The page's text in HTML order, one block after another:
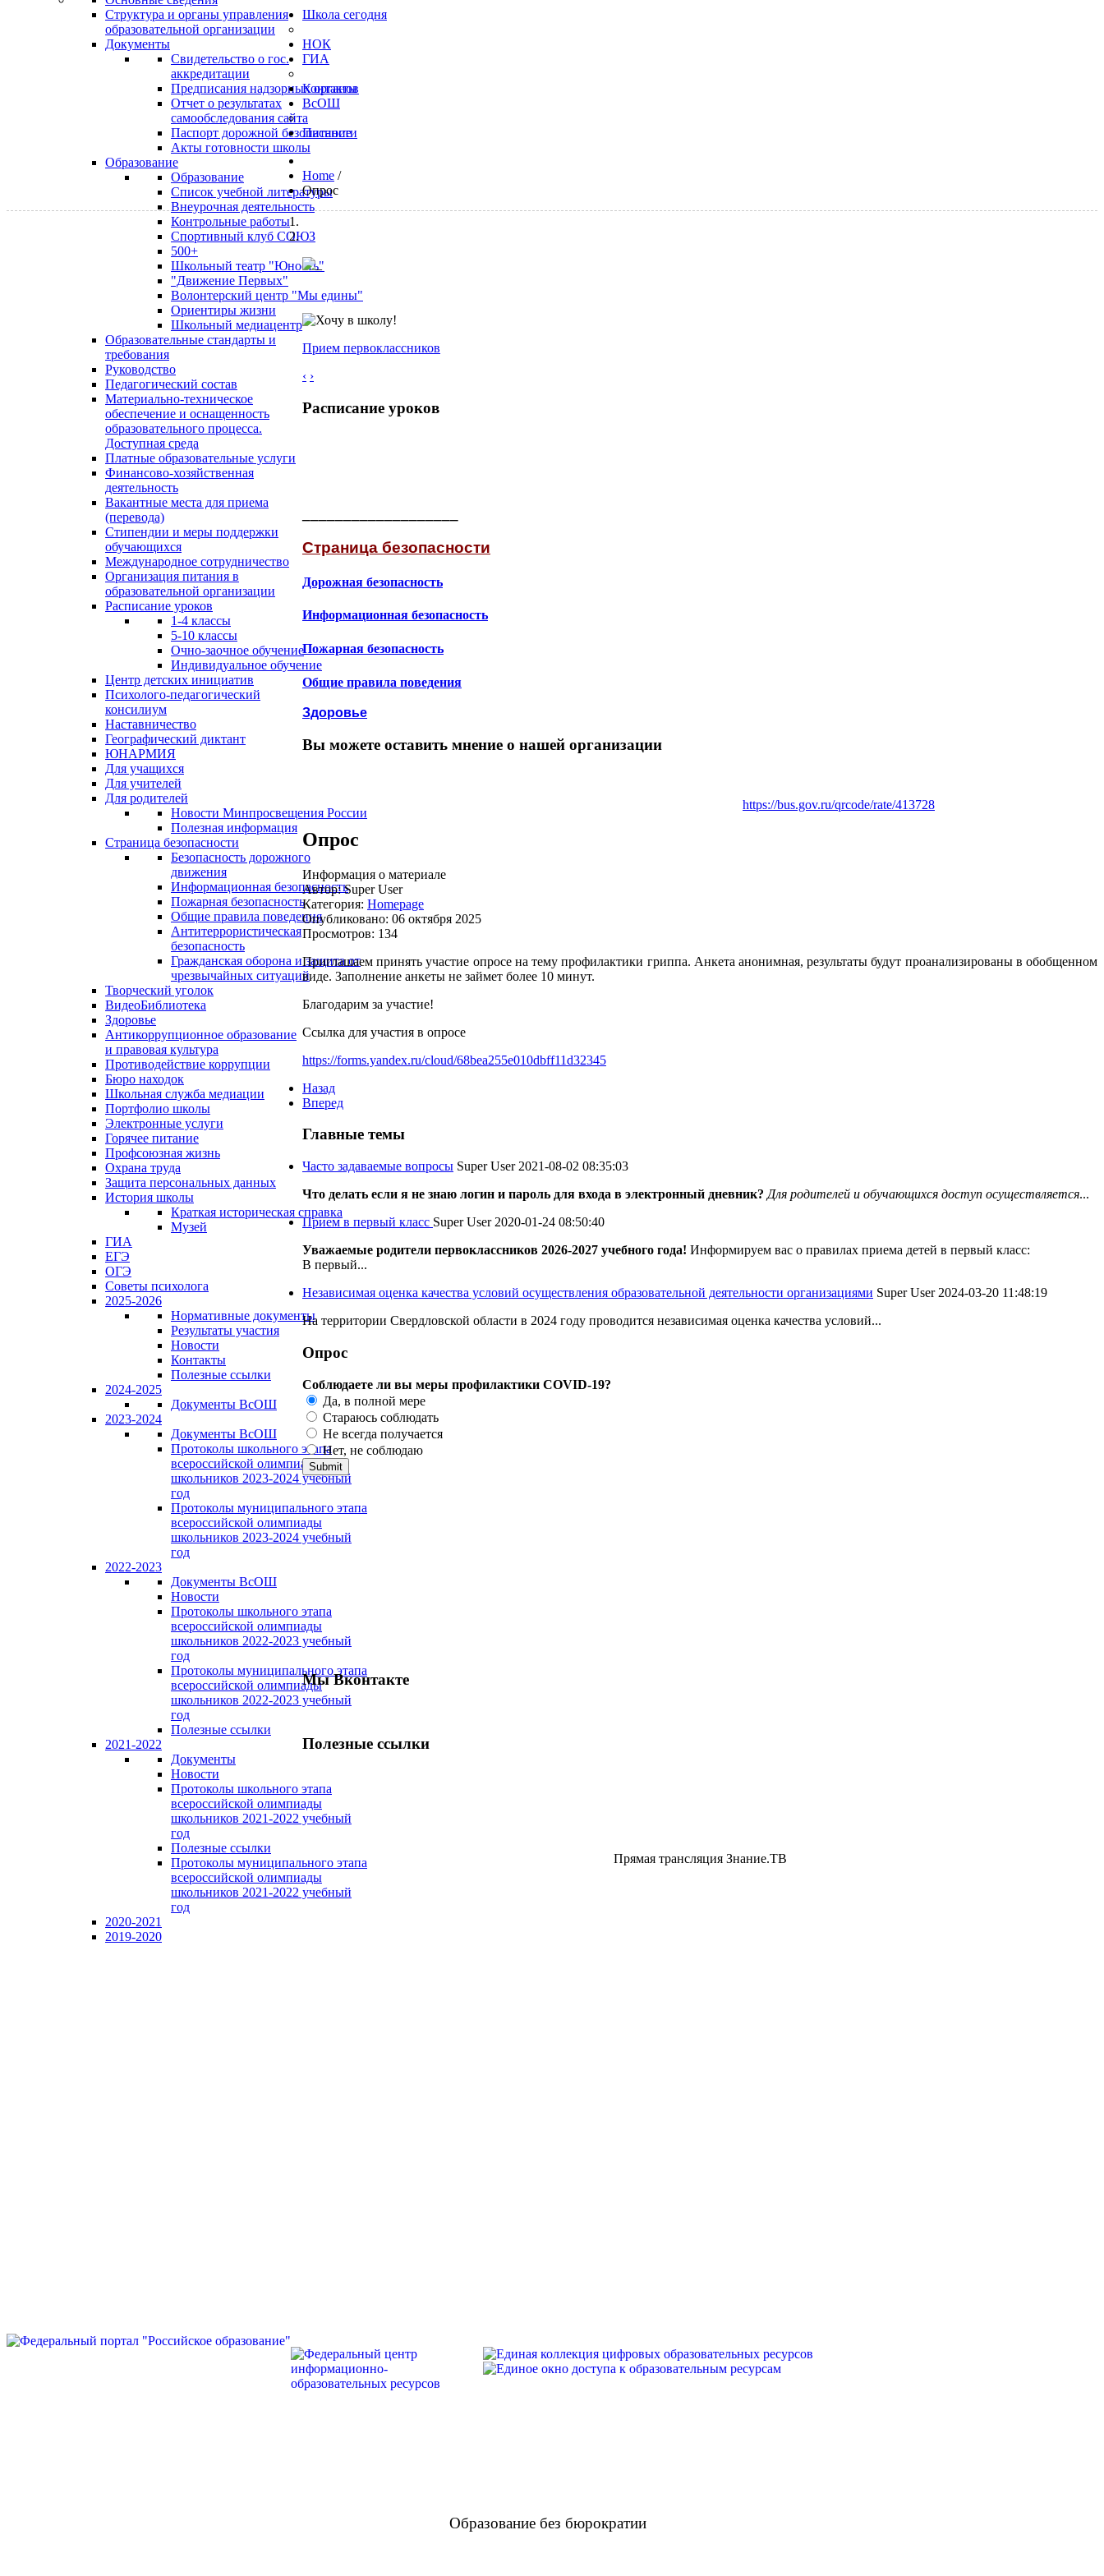
Структура и органы управления
образовательной организации
Документы
Свидетельство о гос.
аккредитации
Предписания надзорных органов
Отчет о результатах
самообследования сайта
Паспорт дорожной безопасности
Акты готовности школы
Образование
Образование
Список учебной литературы
Внеурочная деятельность
Контрольные работы
Спортивный клуб СОЮЗ
500+
Школьный театр "Юность"
"Движение Первых"
Волонтерский центр "Мы едины"
Ориентиры жизни
Школьный медиацентр
Образовательные стандарты и
требования
Руководство
Педагогический состав
Материально-техническое
обеспечение и оснащенность
образовательного процесса.
Доступная среда
Платные образовательные услуги
Финансово-хозяйственная
деятельность
Вакантные места для приема
(перевода)
Стипендии и меры поддержки
обучающихся
Международное сотрудничество
Организация питания в
образовательной организации
Школа сегодня
Расписание уроков
1-4 классы
5-10 классы
Очно-заочное обучение
Индивидуальное обучение
Центр детских инициатив
Психолого-педагогический
консилиум
Наставничество
Географический диктант
ЮНАРМИЯ
Для учащихся
Для учителей
Для родителей
Новости Минпросвещения России
Полезная информация
Страница безопасности
Безопасность дорожного
движения
Информационная безопасность
Пожарная безопасность
Общие правила поведения
Антитеррористическая
безопасность
Гражданская оборона и защита от
чрезвычайных ситуаций
Творческий уголок
ВидеоБиблиотека
Здоровье
Антикоррупционное образование
и правовая культура
Противодействие коррупции
Бюро находок
Школьная служба медиации
Портфолио школы
Электронные услуги
Горячее питание
Профсоюзная жизнь
Охрана труда
Защита персональных данных
История школы
Краткая историческая справка
Музей
НОК
ГИА
ГИА
ЕГЭ
ОГЭ
Советы психолога
Контакты
ВсОШ
2025-2026
Нормативные документы
Результаты участия
Новости
Контакты
Полезные ссылки
2024-2025
Документы ВсОШ
2023-2024
Документы ВсОШ
Протоколы школьного этапа
всероссийской олимпиады
школьников 2023-2024 учебный
год
Протоколы муниципального этапа
всероссийской олимпиады
школьников 2023-2024 учебный
год
2022-2023
Документы ВсОШ
Новости
Протоколы школьного этапа
всероссийской олимпиады
школьников 2022-2023 учебный
год
Протоколы муниципального этапа
всероссийской олимпиады
школьников 2022-2023 учебный
год
Полезные ссылки
2021-2022
Документы
Новости
Протоколы школьного этапа
всероссийской олимпиады
школьников 2021-2022 учебный
год
Полезные ссылки
Протоколы муниципального этапа
всероссийской олимпиады
школьников 2021-2022 учебный
год
2020-2021
2019-2020
Питание
Home /
Опрос
Прием первоклассников
‹ ›
Расписание уроков
Страница безопасности
Дорожная безопасность
Информационная безопасность
Пожарная безопасность
Общие правила поведения
Здоровье
Вы можете оставить мнение о нашей организации
https://bus.gov.ru/qrcode/rate/413728
Опрос
Информация о материале
Автор:Super User
Категория: Homepage
Опубликовано: 06 октября 2025
Просмотров: 134
Приглашаем принять участие опросе на тему профилактики гриппа. Анкета анонимная, результаты будут проанализированы в обобщенном
виде. Заполнение анкеты не займет более 10 минут.
Благодарим за участие!
Ссылка для участия в опросе
https://forms.yandex.ru/cloud/68bea255e010dbff11d32345
Назад
Вперед
Главные темы
Часто задаваемые вопросы Super User 2021-08-02 08:35:03
Что делать если я не знаю логин и пароль для входа в электронный дневник? Для родителей и обучающихся доступ осуществляется...
Прием в первый класс Super User 2020-01-24 08:50:40
Уважаемые родители первоклассников 2026-2027 учебного года! Информируем вас о правилах приема детей в первый класс:
В первый...
Независимая оценка качества условий осуществления образовательной деятельности организациями Super User 2024-03-20 11:48:19
На территории Свердловской области в 2024 году проводится независимая оценка качества условий...
Опрос
Соблюдаете ли вы меры профилактики COVID-19?
Да, в полной мере
Стараюсь соблюдать
Не всегда получается
Нет, не соблюдаю
Мы Вконтакте
Полезные ссылки
Прямая трансляция Знание.ТВ
Образование без бюрократии